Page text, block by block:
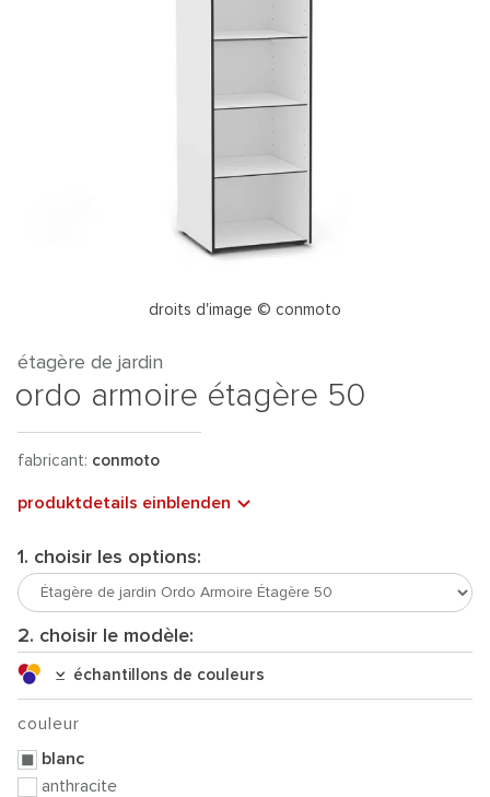
droits d'image © conmoto
étagère de jardin
ordo armoire étagère 50
fabricant: conmoto
produktdetails einblenden
1. choisir les options:
2. choisir le modèle:
échantillons de couleurs
couleur
blanc
anthracite